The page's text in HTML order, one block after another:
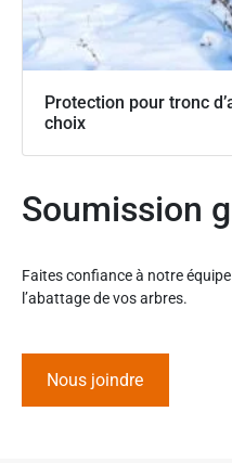
Protection pour tronc
choix
Soumission
Faites confiance à notre
l’abattage de vos arbres.
Nous joindre